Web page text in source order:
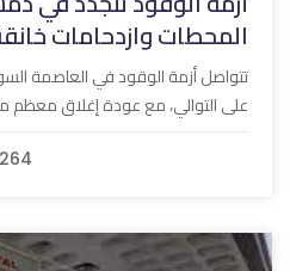
المحطات وازدحامات
تتواصل أزمة الوقود في العاصمة
على التوالي، مع عودة إغلاق معظم